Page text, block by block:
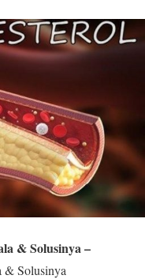
& Solusinya –
& Solusinya